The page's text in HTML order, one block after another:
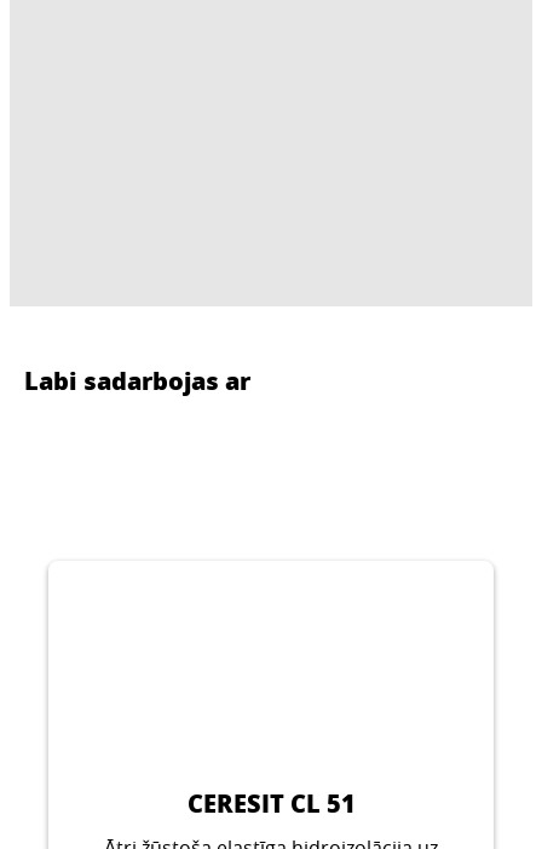
Labi sadarbojas ar
CERESIT CL 51